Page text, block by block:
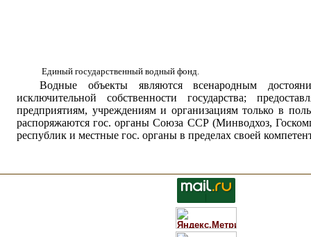
Единый государственный водный фонд.
Водные объекты являются всенародным
исключительной собственности государства;
предприятиям, учреждениям и организациям только в
распоряжаются гос. органы Союза ССР (Минводхоз,
республик и местные гос. органы в пределах своей